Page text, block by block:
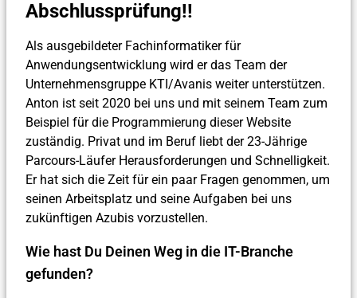
Abschlussprüfung!!
Als ausgebildeter Fachinformatiker für
Anwendungsentwicklung wird er das Team der
Unternehmensgruppe KTI/Avanis weiter unterstützen.
Anton ist seit 2020 bei uns und mit seinem Team zum
Beispiel für die Programmierung dieser Website
zuständig. Privat und im Beruf liebt der 23-Jährige
Parcours-Läufer Herausforderungen und Schnelligkeit.
Er hat sich die Zeit für ein paar Fragen genommen, um
seinen Arbeitsplatz und seine Aufgaben bei uns
zukünftigen Azubis vorzustellen.
Wie hast Du Deinen Weg in die IT-Branche
gefunden?